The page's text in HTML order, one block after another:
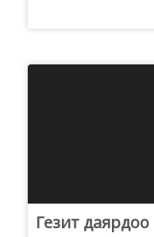
Гезит даярдоо